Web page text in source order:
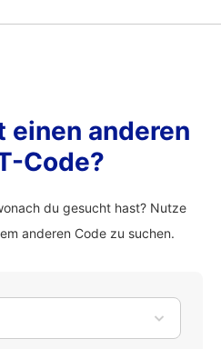
einen anderen
Code?
du gesucht hast? Nutze
anderen Code zu suchen.